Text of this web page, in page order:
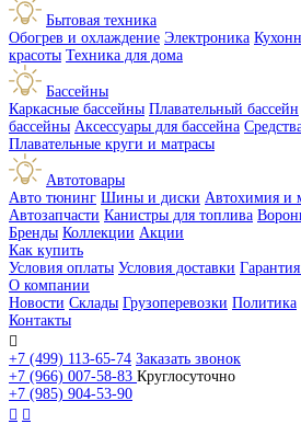
Бытовая техника
Обогрев и охлаждение Электроника
красоты Техника для дома
Бассейны
Каркасные бассейны Плавательный бассейн
бассейны Аксессуары для бассейна
Плавательные круги и матрасы
Автотовары
Авто тюнинг Шины и диски Автохимия и
Автозапчасти Канистры для топлива
Бренды Коллекции Акции
Как купить
Условия оплаты Условия доставки
О компании
Новости Склады Грузоперевозки Политика
Контакты

+7 (499) 113-65-74 Заказать звонок
+7 (966) 007-58-83 Круглосуточно
+7 (985) 904-53-90
 